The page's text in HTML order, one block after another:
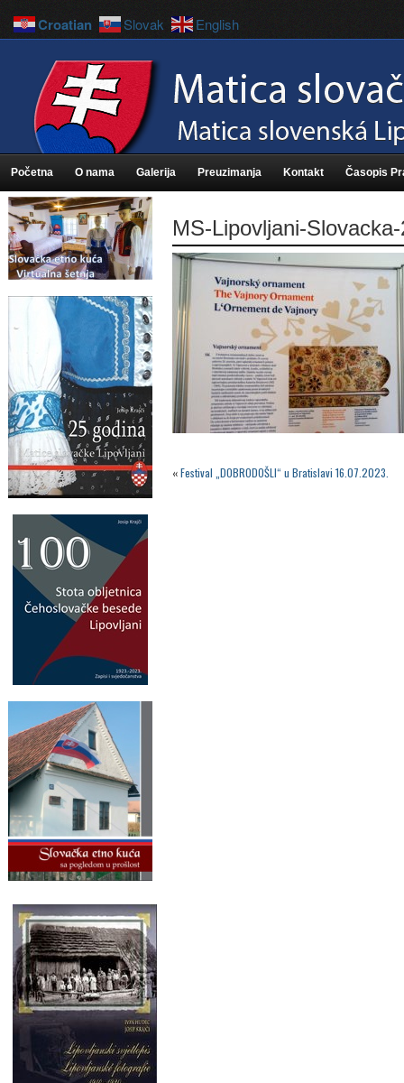
Početna O nama Galerija Preuzimanja Kontakt Časopis
MS-Lipovljani-
«Festival „DOBRODOŠLI“ u Bratislavi 16.07.2023.
Croatian Slovak English